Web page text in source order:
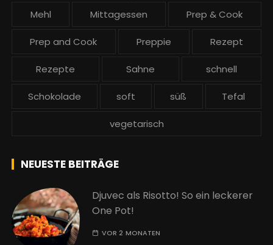
Mehl Mittagessen Prep & Cook
Prep and Cook Preppie Rezept
Rezepte Sahne schnell
Schokolade soft süß Tefal
vegetarisch
NEUESTE BEITRÄGE
Djuvec als Risotto! So ein leckerer
One Pot!
VOR 2 MONATEN